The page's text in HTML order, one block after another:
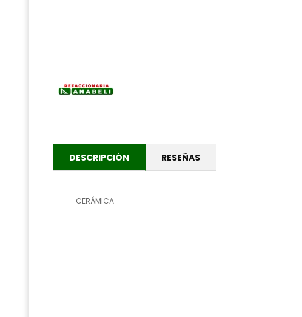
DESCRIPCIÓN RESEÑAS
-CERÁMICA